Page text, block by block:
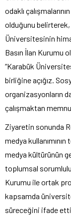
odaklı
olduğunu
Üniversitesinin
Basın İlan Kurumu
“Karabük
birliğine açığız.
organizasyonların
çalışmaktan
Ziyaretin sonunda
medya
medya kültürünün
toplumsal
Kurumu ile ortak
kapsamda
süreceğini ifade etti.